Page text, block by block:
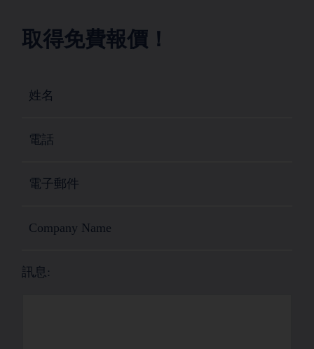
取得免費報價！
訊息: